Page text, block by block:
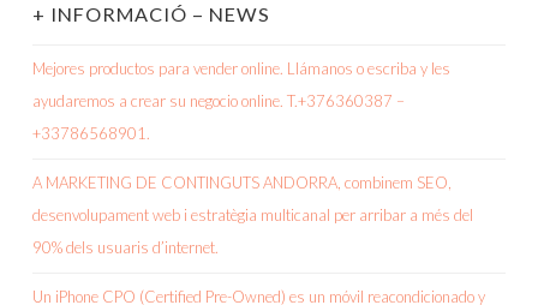
+ INFORMACIÓ – NEWS
Mejores productos para vender online. Llámanos o escriba y les
ayudaremos a crear su negocio online. T.+376360387 –
+33786568901.
A MARKETING DE CONTINGUTS ANDORRA, combinem SEO,
desenvolupament web i estratègia multicanal per arribar a més del
90% dels usuaris d’internet.
Un iPhone CPO (Certified Pre-Owned) es un móvil reacondicionado y